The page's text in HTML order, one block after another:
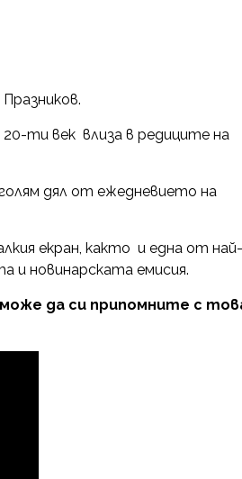
20-ти век влиза в редиците на
дял от ежедневието на
екран, както и една от най-
и новинарската емисия.
да си припомните с